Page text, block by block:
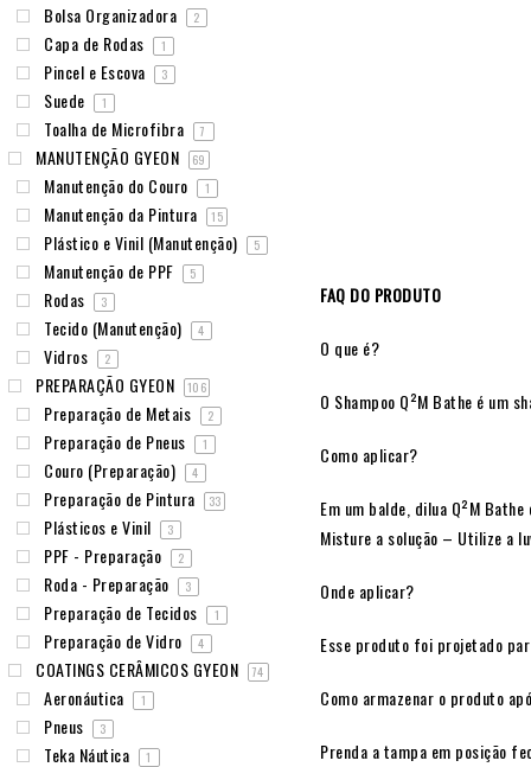
FAQ DO PRODUTO
O que é?
O Shampoo Q²M Bathe é um
Como aplicar?
Em um balde, dilua Q²M
Misture a solução – Utilize a
Onde aplicar?
Esse produto foi projetado
Como armazenar o produto
Prenda a tampa em posição
Bolsa Organizadora 2
Capa de Rodas 1
Pincel e Escova 3
Suede 1
Toalha de Microfibra 7
MANUTENÇÃO GYEON 69
Manutenção do Couro 1
Manutenção da Pintura 15
Plástico e Vinil (Manutenção) 5
Manutenção de PPF 5
Rodas 3
Tecido (Manutenção) 4
Vidros 2
PREPARAÇÃO GYEON 106
Preparação de Metais 2
Preparação de Pneus 1
Couro (Preparação) 4
Preparação de Pintura 33
Plásticos e Vinil 3
PPF - Preparação 2
Roda - Preparação 3
Preparação de Tecidos 1
Preparação de Vidro 4
COATINGS CERÂMICOS GYEON 74
Aeronáutica 1
Pneus 3
Teka Náutica 1